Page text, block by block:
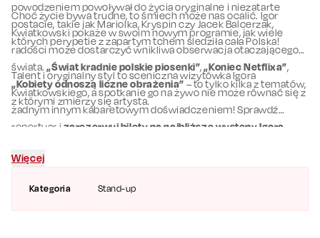
Kategoria Stand-up
powodzeniem powoływał do życia oryginalne i niezatarte
postacie, takie jak Mariolka, Kryspin czy Jacek Balcerzak,
których perypetie z zapartym tchem śledziła cała Polska!
Choć życie bywa trudne, to śmiech może nas ocalić. Igor
Kwiatkowski pokaże w swoim nowym programie, jak wiele
radości może dostarczyć wnikliwa obserwacja otaczającego
świata.„Świat kradnie polskie piosenki”,„Koniec Netflixa”,
„Kobiety odnoszą liczne obrażenia” – to tylko kilka z tematów,
z którymi zmierzy się artysta.
Talent i oryginalny styl to sceniczna wizytówka Igora
Kwiatkowskiego, a spotkanie go na żywo nie może równać się z
żadnym innym kabaretowym doświadczeniem! Sprawdź
repertuar i zarezerwuj bilety na najbliższe występy Igora
Więcej